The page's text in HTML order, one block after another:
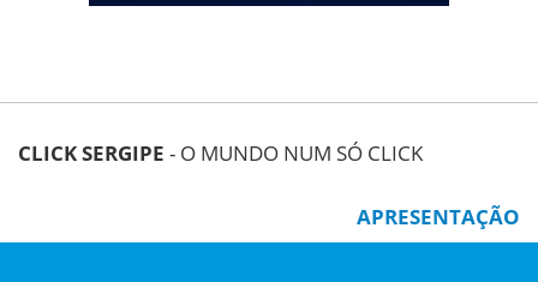
CLICK SERGIPE - O MUNDO NUM SÓ CLICK
APRESENTAÇÃO